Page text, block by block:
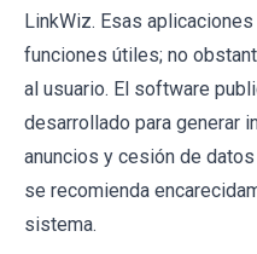
LinkWiz. Esas
funciones útiles; no
al usuario. El software
desarrollado para generar
anuncios y cesión de
se recomienda
sistema.